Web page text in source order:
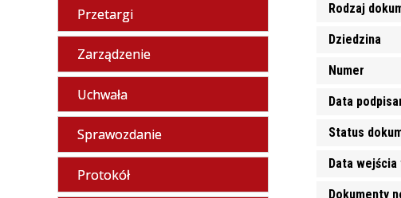
Przetargi
Zarządzenie
Uchwała
Sprawozdanie
Protokół
Rodzaj
Dziedzina
Numer
Data
Status
Data
Dokumenty